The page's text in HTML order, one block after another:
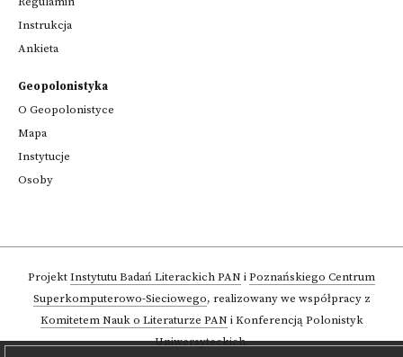
Instrukcja
Ankieta
Geopolonistyka
O Geopolonistyce
Mapa
Instytucje
Osoby
ProjektInstytutu Badań Literackich PAN iPoznańskiego Centrum
Superkomputerowo-Sieciowego, realizowany we współpracy z
Komitetem Nauk o Literaturze PAN i Konferencją Polonistyk
Uniwersyteckich.